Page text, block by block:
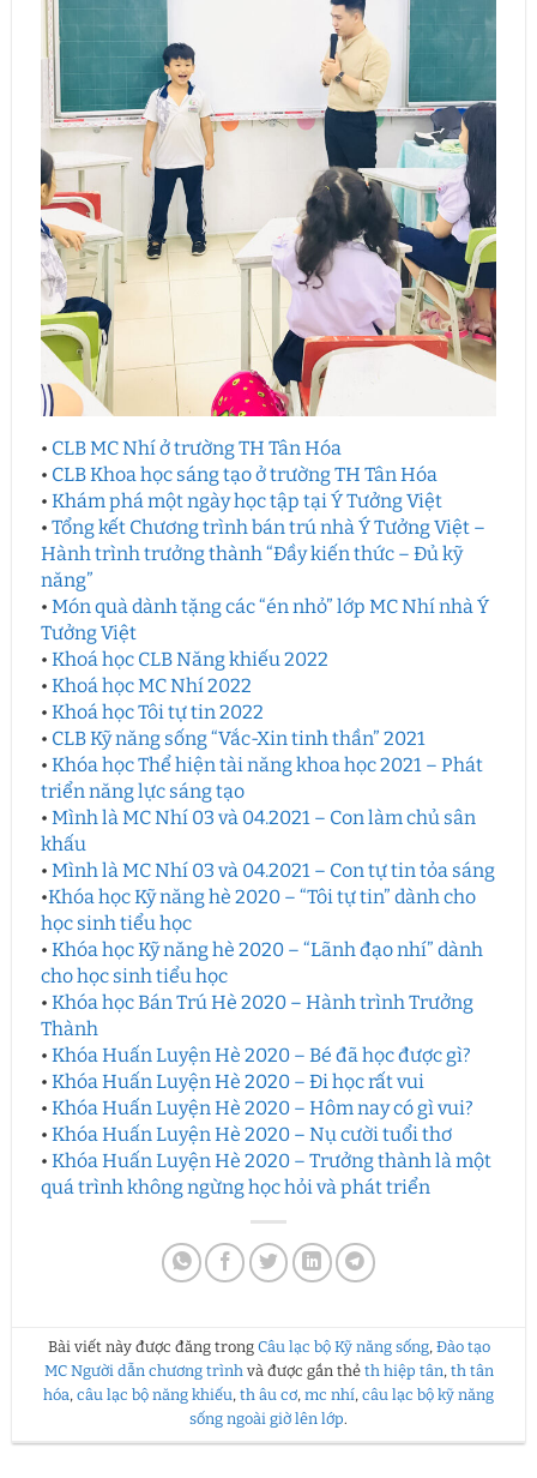
• CLB MC Nhí ở trường TH Tân Hóa
• CLB Khoa học sáng tạo ở trường TH Tân Hóa
• Khám phá một ngày học tập tại Ý Tưởng Việt
• Tổng kết Chương trình bán trú nhà Ý Tưởng Việt –
Hành trình trưởng thành “Đầy kiến thức – Đủ kỹ
năng”
• Món quà dành tặng các “én nhỏ” lớp MC Nhí nhà Ý
Tưởng Việt
• Khoá học CLB Năng khiếu 2022
• Khoá học MC Nhí 2022
• Khoá học Tôi tự tin 2022
• CLB Kỹ năng sống “Vắc-Xin tinh thần” 2021
• Khóa học Thể hiện tài năng khoa học 2021 – Phát
triển năng lực sáng tạo
• Mình là MC Nhí 03 và 04.2021 – Con làm chủ sân
khấu
• Mình là MC Nhí 03 và 04.2021 – Con tự tin tỏa sáng
•Khóa học Kỹ năng hè 2020 – “Tôi tự tin” dành cho
học sinh tiểu học
• Khóa học Kỹ năng hè 2020 – “Lãnh đạo nhí” dành
cho học sinh tiểu học
• Khóa học Bán Trú Hè 2020 – Hành trình Trưởng
Thành
• Khóa Huấn Luyện Hè 2020 – Bé đã học được gì?
• Khóa Huấn Luyện Hè 2020 – Đi học rất vui
• Khóa Huấn Luyện Hè 2020 – Hôm nay có gì vui?
• Khóa Huấn Luyện Hè 2020 – Nụ cười tuổi thơ
• Khóa Huấn Luyện Hè 2020 – Trưởng thành là một
quá trình không ngừng học hỏi và phát triển
Bài viết này được đăng trong Câu lạc bộ Kỹ năng sống, Đào tạo
MC Người dẫn chương trìnhvà được gắn thẻ th hiệp tân, th tân
hóa, câu lạc bộ năng khiếu, th âu cơ, mc nhí, câu lạc bộ kỹ năng
sống ngoài giờ lên lớp.